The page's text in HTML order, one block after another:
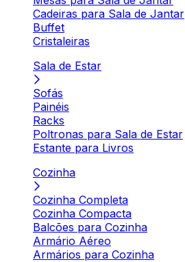
Cadeiras para Sala de Jantar
Buffet
Cristaleiras
Sala de Estar
Sofás
Painéis
Racks
Poltronas para Sala de Estar
Estante para Livros
Cozinha
Cozinha Completa
Cozinha Compacta
Balcões para Cozinha
Armário Aéreo
Armários para Cozinha